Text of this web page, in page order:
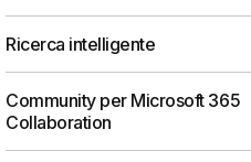
Ricerca intelligente
Community per Microsoft 365
Collaboration